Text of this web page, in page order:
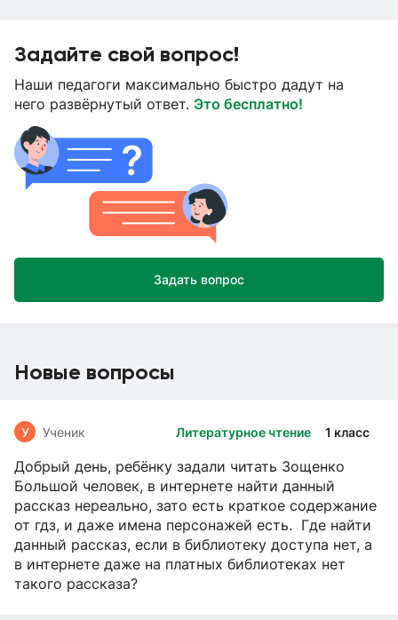
Задайте свой вопрос!
Наши педагоги максимально быстро дадут на
него развёрнутый ответ. Это бесплатно!
Задать вопрос
Новые вопросы
Литературное чтение 1 класс
У Ученик
Добрый день, ребёнку задали читать Зощенко
Большой человек, в интернете найти данный
рассказ нереально, зато есть краткое содержание
от гдз, и даже имена персонажей есть. Где найти
данный рассказ, если в библиотеку доступа нет, а
в интернете даже на платных библиотеках нет
такого рассказа?